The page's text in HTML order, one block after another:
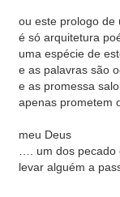
ou este prologo de
é só arquitetura
uma espécie de
e as palavras são
e as promessa
apenas prometem
meu Deus
…. um dos
levar alguém a